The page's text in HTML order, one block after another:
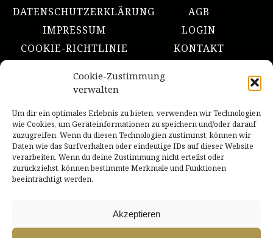
Cookie-Zustimmung
verwalten
Um dir ein optimales Erlebnis zu bieten, verwenden wir Technologien
wie Cookies, um Geräteinformationen zu speichern und/oder darauf
zuzugreifen. Wenn du diesen Technologien zustimmst, können wir
Daten wie das Surfverhalten oder eindeutige IDs auf dieser Website
verarbeiten. Wenn du deine Zustimmung nicht erteilst oder
zurückziehst, können bestimmte Merkmale und Funktionen
beeinträchtigt werden.
Akzeptieren
DATENSCHUTZERKLÄRUNG
AGB
IMPRESSUM
LOGIN
COOKIE-RICHTLINIE
KONTAKT
NACH OBEN
INNszenierung
Theater in & um Rosenheim
Ein Herzliches Dankeschön!